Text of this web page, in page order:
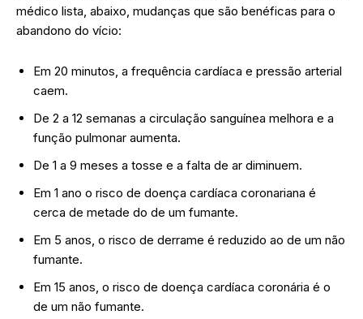
médico lista, abaixo, mudanças que são benéficas para o
abandono do vício:
Em 20 minutos, a frequência cardíaca e pressão arterial
caem.
De 2 a 12 semanas a circulação sanguínea melhora e a
função pulmonar aumenta.
De 1 a 9 meses a tosse e a falta de ar diminuem.
Em 1 ano o risco de doença cardíaca coronariana é
cerca de metade do de um fumante.
Em 5 anos, o risco de derrame é reduzido ao de um não
fumante.
Em 15 anos, o risco de doença cardíaca coronária é o
de um não fumante.